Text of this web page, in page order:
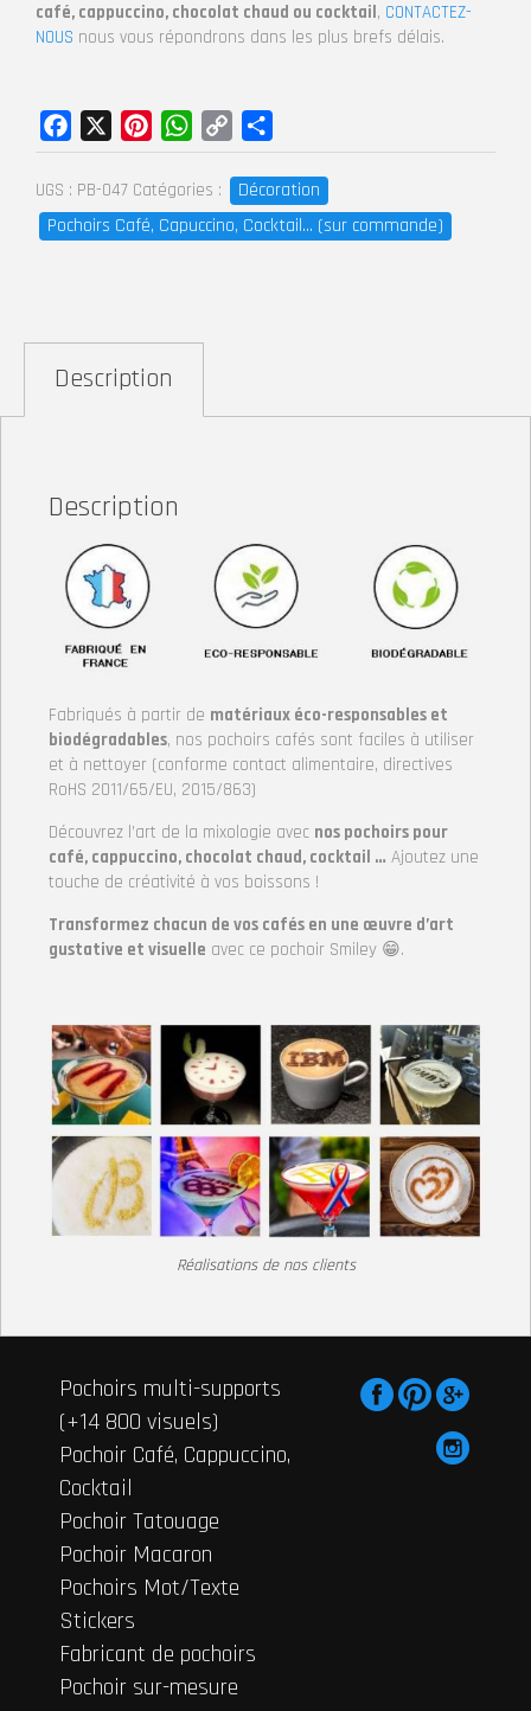
café, cappuccino, chocolat chaud ou cocktail, CONTACTEZ-
NOUS nous vous répondrons dans les plus brefs délais.
UGS : PB-047 Catégories :
Décoration
Pochoirs Café, Capuccino, Cocktail... (sur commande)
Facebook PinterestWhatsApp
Copy
Link
Description
Description
Fabriqués à partir de matériaux éco-responsables et
biodégradables, nos pochoirs cafés sont faciles à utiliser
et à nettoyer (conforme contact alimentaire, directives
RoHS 2011/65/EU, 2015/863)
Découvrez l’art de la mixologie avec nos pochoirs pour
café, cappuccino, chocolat chaud, cocktail … Ajoutez une
touche de créativité à vos boissons !
Transformez chacun de vos cafés en une œuvre d’art
gustative et visuelle avec ce pochoir Smiley 😁.
Réalisations de nos clients
Pochoirs multi-supports
(+14 800 visuels)
Pochoir Café, Cappuccino,
Cocktail
Pochoir Tatouage
Pochoir Macaron
Pochoirs Mot/Texte
Stickers
Fabricant de pochoirs
Pochoir sur-mesure